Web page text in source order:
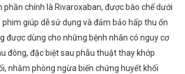
phần chính là Rivaroxaban, được bào chế dưới
giúp dễ sử dụng và đảm bảo hấp thu ổn
được dùng cho những bệnh nhân có nguy cơ
đông, đặc biệt sau phẫu thuật thay khớp
nhằm phòng ngừa biến chứng huyết khối